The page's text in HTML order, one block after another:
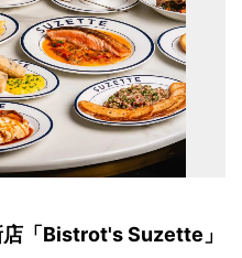
「Bistrot's Suzette」